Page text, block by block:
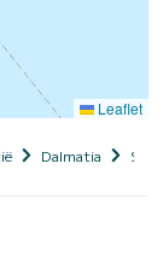
Leaflet
Dalmatia Split